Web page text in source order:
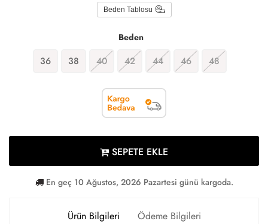
Beden Tablosu
Beden
36 38 40 42 44 46 48
SEPETE EKLE
En geç 10 Ağustos, 2026 Pazartesi günü kargoda.
Ürün Bilgileri
Ödeme Bilgileri